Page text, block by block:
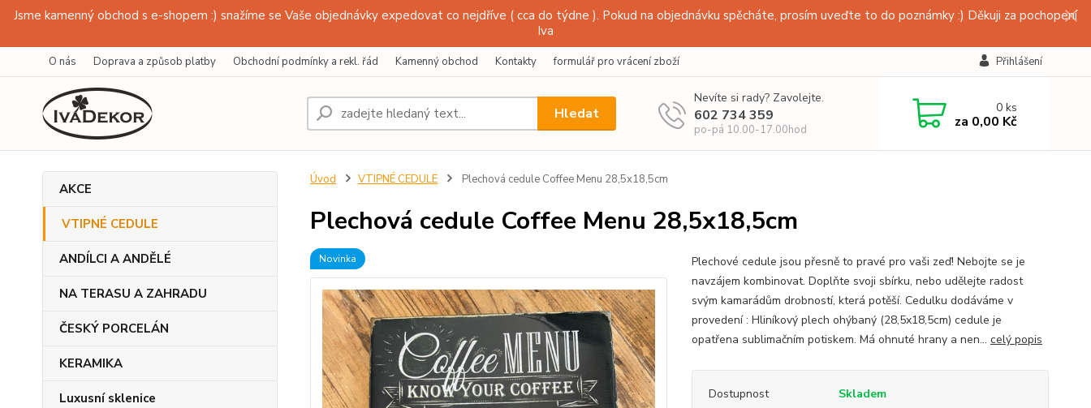
Jsme kamenný obchod s e-shopem :) snažíme se Vaše objednávky expedovat co nejdříve ( cca do týdne ). Pokud na objednávku spěcháte, prosím uveďte to do poznámky :) Děkuji za pochopení
Iva
O nás Doprava a způsob platby Obchodní podmínky a rekl. řád Kamenný obchod Kontakty formulář pro vrácení zboží Přihlášení
Hledat
Nevíte si rady? Zavolejte.
602 734 359
po-pá 10.00-17.00hod
0ks
za 0,00 Kč
AKCE
VTIPNÉ CEDULE
ANDÍLCI A ANDĚLÉ
NA TERASU A ZAHRADU
ČESKÝ PORCELÁN
KERAMIKA
Luxusní sklenice
Úvod VTIPNÉ CEDULE Plechová cedule Coffee Menu 28,5x18,5cm
Plechová cedule Coffee Menu 28,5x18,5cm
Novinka
Plechové cedule jsou přesně to pravé pro vaši zeď! Nebojte se je
navzájem kombinovat. Doplňte svoji sbírku, nebo udělejte radost
svým kamarádům drobností, která potěší. Cedulku dodáváme v
provedení : Hliníkový plech ohýbaný (28,5x18,5cm) cedule je
opatřena sublimačním potiskem. Má ohnuté hrany a nen... celý popis
Dostupnost
Skladem